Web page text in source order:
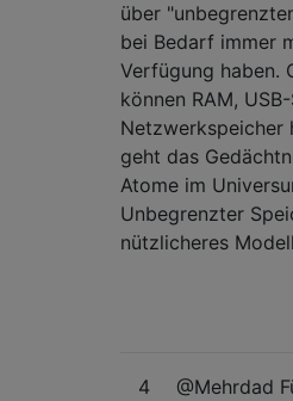
über
bei Bedarf immer
Verfügung haben.
können RAM,
Netzwerkspeicher
geht das
Atome im
Unbegrenzter
nützlicheres
4
@Mehrdad